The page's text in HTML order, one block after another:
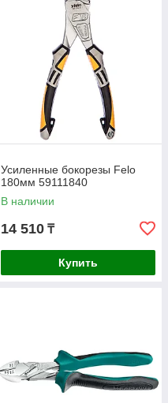
Усиленные бокорезы Felo
180мм 59111840
В наличии
14 510 ₸
Купить